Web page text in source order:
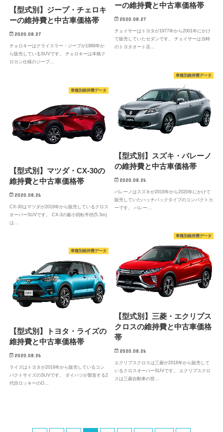
ーの維持費と中古車価格帯
2020.08.27
チェイサーはトヨタが1977年から2001年にかけ
て販売していたセダンです。 チェイサーは当時
のトヨタオート店…
【型式別】ジープ・チェロキ
ーの維持費と中古車価格帯
2020.08.27
チェロキーはクライスラー・ジープが1989年か
ら販売しているSUVです。 チェロキーは本格ク
ロカン仕様のジープ…
車種別維持費データ
【型式別】スズキ・バレーノ
の維持費と中古車価格帯
2020.08.26
バレーノはスズキが2016年から2020年にかけて
販売していたハッチバックタイプのコンパクトカ
ーです。 バレー…
車種別維持費データ
【型式別】マツダ・CX-30の
維持費と中古車価格帯
2020.08.26
CX-30はマツダが2019年から販売しているクロス
オーバーSUVです。 CX-3の最小回転半径(5.3m)
は…
車種別維持費データ
【型式別】三菱・エクリプス
クロスの維持費と中古車価格
帯
2020.08.26
エクリプスクロスは三菱が2018年から販売して
いるクロスオーバーSUVです。 エクリプスクロ
スは三菱自動車の世…
車種別維持費データ
【型式別】トヨタ・ライズの
維持費と中古車価格帯
2020.08.26
ライズはトヨタが2019年から販売しているコン
パクトサイズのSUVです。 ダイハツが製造する2
代目ロッキーのO…